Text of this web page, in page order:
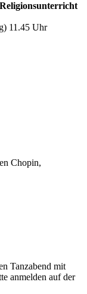
11.45 Uhr
Chopin,
Tanzabend mit
anmelden auf der